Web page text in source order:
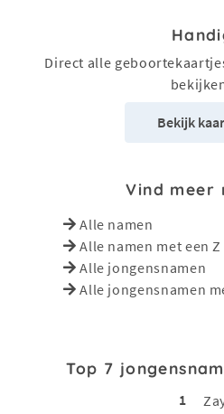
Direct alle
Bekijk
Vind meer
Alle namen
Alle namen met een Z
Alle jongensnamen
Alle jongensnamen
Top 7
1